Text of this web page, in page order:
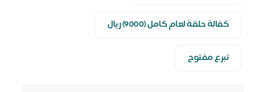
كفالة حلقة لعام كامل (9000) ريال
تبرع مفتوح